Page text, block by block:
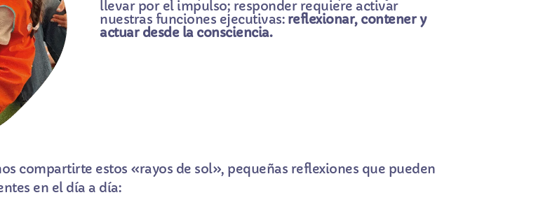
llevar por el impulso; responder requiere activar
nuestras funciones ejecutivas: reflexionar, contener y
actuar desde la consciencia.
compartirte estos «rayos de sol», pequeñas reflexiones que pueden
en el día a día: